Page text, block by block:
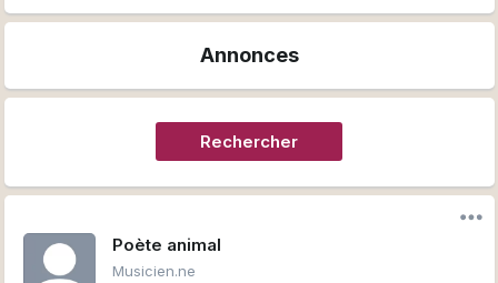
Annonces
Rechercher
Poète animal
Musicien.ne